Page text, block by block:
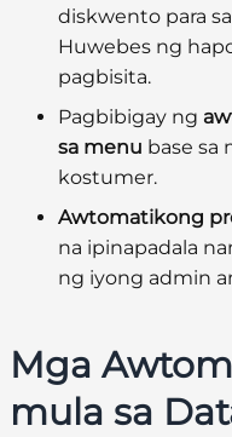
diskwento para
Huwebes ng
pagbisita.
Pagbibigay ng
sa menu base sa
kostumer.
Awtomatikong
na ipinapadala
ng iyong admin
Mga
mula sa